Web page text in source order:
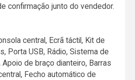
confirmação junto do vendedor.
central, Ecrã táctil, Kit de
Porta USB, Rádio, Sistema de
de braço dianteiro, Barras
Fecho automático de